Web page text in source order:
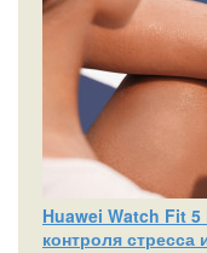
Huawei Watch Fit
контроля